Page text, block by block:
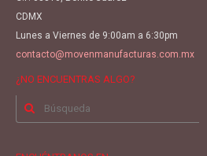
CDMX
Lunes a Viernes de 9:00am a 6:30pm
contacto@movenmanufacturas.com.mx
¿NO ENCUENTRAS ALGO?
Buscar